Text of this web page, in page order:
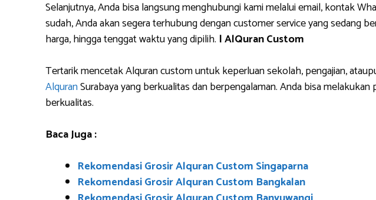
Selanjutnya, Anda bisa langsung menghubungi kami melalui email, kontak
sudah, Anda akan segera terhubung dengan customer service yang sedang
harga, hingga tenggat waktu yang dipilih. | AlQuran Custom
Tertarik mencetak Alquran custom untuk keperluan sekolah, pengajian,
AlquranSurabaya yang berkualitas dan berpengalaman. Anda bisa
berkualitas.
Baca Juga :
Rekomendasi Grosir Alquran Custom Singaparna
Rekomendasi Grosir Alquran Custom Bangkalan